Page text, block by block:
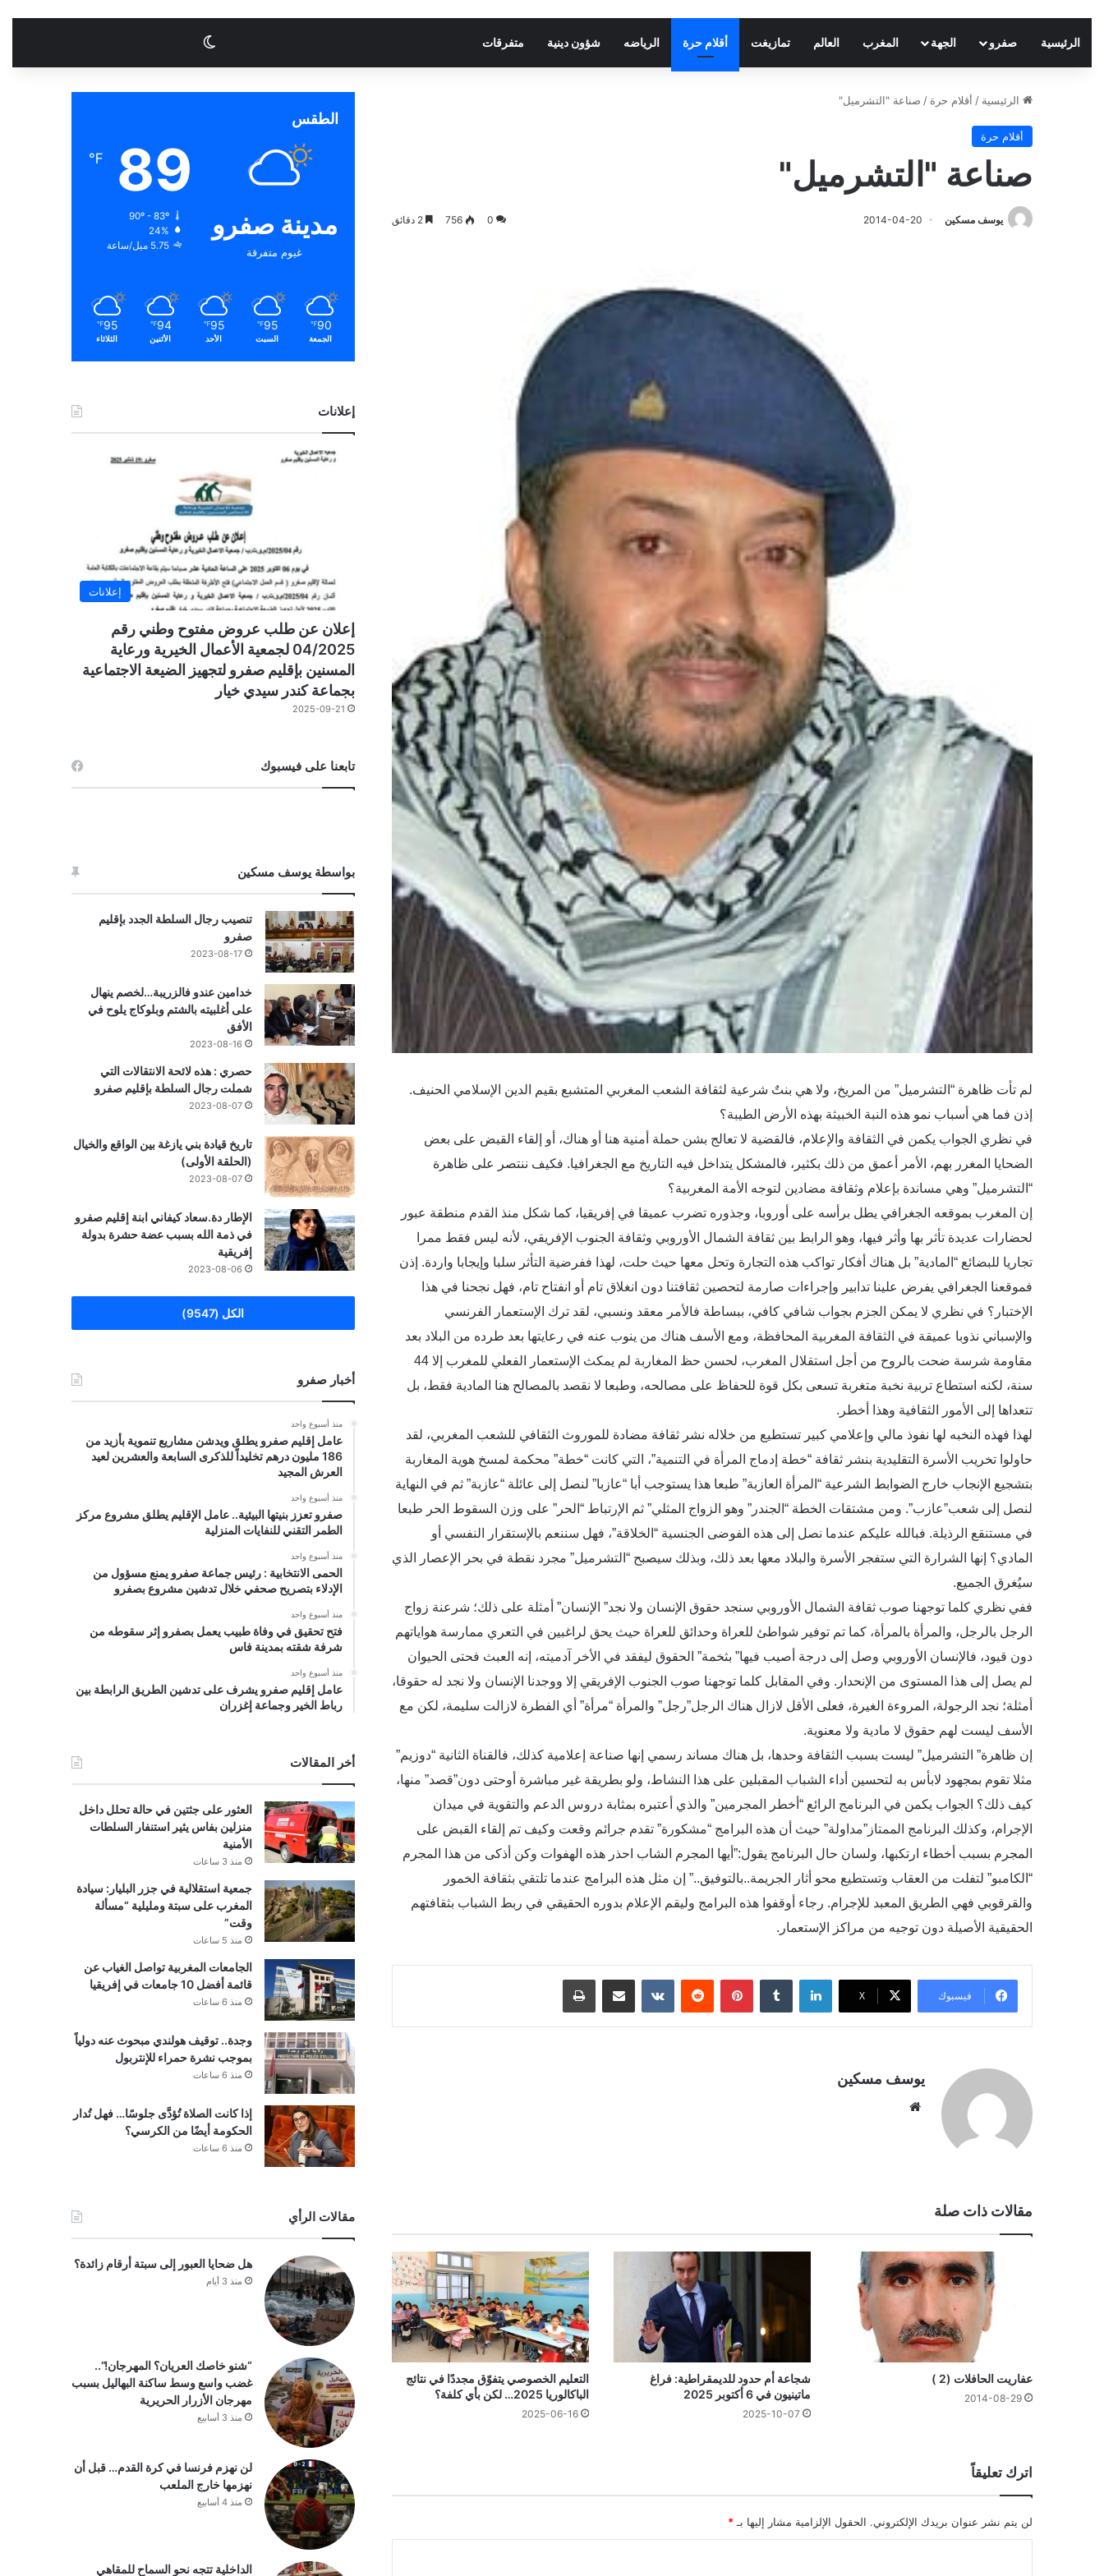
الرئيسية صفرو الجهة المغرب العالم تمازيغت أقلام حرة الرياضه شؤون دينية متفرقات الوضع المظلم
الرئيسية / أقلام حرة / صناعة "التشرميل"
أقلام حرة
صناعة "التشرميل"
يوسف مسكين 2014-04-20
0
756
لم تأت ظاهرة “التشرميل” من المريخ، ولا هي بنتٌ شرعية لثقافة الشعب المغربي المتشبع بقيم الدين الإسلامي الحنيف.
إذن فما هي أسباب نمو هذه النبة الخبيثة بهذه الأرض الطيبة؟
في نظري الجواب يكمن في الثقافة والإعلام، فالقضية لا تعالج بشن حملة أمنية هنا أو هناك، أو إلقاء القبض على بعض
الضحايا المغرر بهم، الأمر أعمق من ذلك بكثير، فالمشكل يتداخل فيه التاريخ مع الجغرافيا. فكيف ننتصر على ظاهرة
“التشرميل” وهي مساندة بإعلام وثقافة مضادين لتوجه الأمة المغربية؟
إن المغرب بموقعه الجغرافي يطل برأسه على أوروبا، وجذوره تضرب عميقا في إفريقيا، كما شكل منذ القدم منطقة عبور
لحضارات عديدة تأثر بها وأثر فيها، وهو الرابط بين ثقافة الشمال الأوروبي وثقافة الجنوب الإفريقي، لأنه ليس فقط ممرا
تجاريا للبضائع “المادية” بل هناك أفكار تواكب هذه التجارة وتحل معها حيث حلت، لهذا ففرضية التأثر سلبا وإيجابا واردة. إذن
فموقعنا الجغرافي يفرض علينا تدابير وإجراءات صارمة لتحصين ثقافتنا دون انغلاق تام أو انفتاح تام، فهل نجحنا في هذا
الإختبار؟ في نظري لا يمكن الجزم بجواب شافي كافي، ببساطة فالأمر معقد ونسبي، لقد ترك الإستعمار الفرنسي
والإسباني نذوبا عميقة في الثقافة المغربية المحافظة، ومع الأسف هناك من ينوب عنه في رعايتها بعد طرده من البلاد بعد
مقاومة شرسة ضحت بالروح من أجل استقلال المغرب، لحسن حظ المغاربة لم يمكث الإستعمار الفعلي للمغرب إلا 44
سنة، لكنه استطاع تربية نخبة متغربة تسعى بكل قوة للحفاظ على مصالحه، وطبعا لا نقصد بالمصالح هنا المادية فقط، بل
تتعداها إلى الأمور الثقافية وهذا أخطر.
لهذا فهذه النخبه لها نفوذ مالي وإعلامي كبير تستطيع من خلاله نشر ثقافة مضادة للموروث الثقافي للشعب المغربي، لقد
حاولوا تخريب الأسرة التقليدية بنشر ثقافة “خطة إدماج المرأة في التنمية”، التي كانت “خطة” محكمة لمسخ هوية المغاربة
بتشجيع الإنجاب خارج الضوابط الشرعية “المرأة العازبة” طبعا هذا يستوجب أبا “عازبا” لنصل إلى عائلة “عازبة” ثم في النهاية
لنصل إلى شعب”عازب”. ومن مشتقات الخطة “الجندر” وهو الزواج المثلي” ثم الإرتباط “الحر” على وزن السقوط الحر طبعا
في مستنقع الرذيلة. فبالله عليكم عندما نصل إلى هذه الفوضى الجنسية “الخلاقة”، فهل سننعم بالإستقرار النفسي أو
المادي؟ إنها الشرارة التي ستفجر الأسرة والبلاد معها بعد ذلك، وبذلك سيصبح “التشرميل” مجرد نقطة في بحر الإعصار الذي
سيُغرق الجميع.
ففي نظري كلما توجهنا صوب ثقافة الشمال الأوروبي سنجد حقوق الإنسان ولا نجد” الإنسان” أمثلة على ذلك؛ شرعنة زواج
الرجل بالرجل، والمرأة بالمرأة، كما تم توفير شواطئ للعراة وحدائق للعراة حيث يحق لراغبين في التعري ممارسة هواياتهم
دون قيود، فالإنسان الأوروبي وصل إلى درجة أصيب فيها” بثخمة” الحقوق ليفقد في الأخر آدميته، إنه العبث فحتى الحيوان
لم يصل إلى هذا المستوى من الإنحدار. وفي المقابل كلما توجهنا صوب الجنوب الإفريقي إلا ووجدنا الإنسان ولا نجد له حقوقا،
أمثلة؛ نجد الرجولة، المروءة الغيرة، فعلى الأقل لازال هناك الرجل”رجل” والمرأة “مرأة” أي الفطرة لازالت سليمة، لكن مع
الأسف ليست لهم حقوق لا مادية ولا معنوية.
إن ظاهرة” التشرميل” ليست بسبب الثقافة وحدها، بل هناك مساند رسمي إنها صناعة إعلامية كذلك، فالقناة الثانية “دوزيم”
مثلا تقوم بمجهود لابأس به لتحسين أداء الشباب المقبلين على هذا النشاط، ولو بطريقة غير مباشرة أوحتى دون”قصد” منها،
كيف ذلك؟ الجواب يكمن في البرنامج الرائع “أخطر المجرمين” والذي أعتبره بمثابة دروس الدعم والتقوية في ميدان
الإجرام، وكذلك البرنامج الممتاز”مداولة” حيث أن هذه البرامج “مشكورة” تقدم جرائم وقعت وكيف تم إلقاء القبض على
المجرم بسبب أخطاء ارتكبها، ولسان حال البرنامج يقول:”أيها المجرم الشاب احذر هذه الهفوات وكن أذكى من هذا المجرم
“الكامبو” لتفلت من العقاب وتستطيع محو أثار الجريمة..بالتوفيق..” إن مثل هذه البرامج عندما تلتقي بثقافة الخمور
والقرقوبي فهي الطريق المعبد للإجرام. رجاء أوقفوا هذه البرامج وليقم الإعلام بدوره الحقيقي في ربط الشباب بثقافتهم
الحقيقية الأصيلة دون توجيه من مراكز الإستعمار.
فيسبوك ‫X
لينكدإن بينتيريست مشاركة عبر البريد طباعة
يوسف مسكين
مقالات ذات صلة
عفاريت الحافلات (2 )
2014-08-29
شجاعة أم حدود للديمقراطية: فراغ
ماتينيون في 6 أكتوبر 2025
2025-10-07
التعليم الخصوصي يتفوّق مجددًا في نتائج
الباكالوريا 2025… لكن بأي كلفة؟
2025-06-16
اترك تعليقاً
لن يتم نشر عنوان بريدك الإلكتروني. الحقول الإلزامية مشار إليها بـ *
الطقس
مدينة صفرو
غيوم متفرقة
89
℉
90º - 83º
24%
5.75 ميل/ساعة
90
℉
الجمعة
95
℉
السبت
95
℉
الأحد
94
℉
الأثنين
95
℉
الثلاثاء
إعلانات
إعلانات
إعلان عن طلب عروض مفتوح وطني رقم
04/2025 لجمعية الأعمال الخيرية ورعاية
المسنين بإقليم صفرو لتجهيز الضيعة الاجتماعية
بجماعة كندر سيدي خيار
2025-09-21
تابعنا على فيسبوك
بواسطة يوسف مسكين
تنصيب رجال السلطة الجدد بإقليم
صفرو
2023-08-17
خدامين عندو فالزريبة…لخصم ينهال
على أغلبيته بالشتم وبلوكاج يلوح في
الأفق
2023-08-16
حصري : هذه لائحة الانتقالات التي
شملت رجال السلطة بإقليم صفرو
2023-08-07
تاريخ قيادة بني يازغة بين الواقع والخيال
(الحلقة الأولى)
2023-08-07
الإطار دة.سعاد كيفاني ابنة إقليم صفرو
في ذمة الله بسبب عضة حشرة بدولة
إفريقية
2023-08-06
الكل (9547)
أخبار صفرو
منذ أسبوع واحد
عامل إقليم صفرو يطلق ويدشن مشاريع تنموية بأزيد من
186 مليون درهم تخليداً للذكرى السابعة والعشرين لعيد
العرش المجيد
منذ أسبوع واحد
صفرو تعزز بنيتها البيئية.. عامل الإقليم يطلق مشروع مركز
الطمر التقني للنفايات المنزلية
منذ أسبوع واحد
الحمى الانتخابية : رئيس جماعة صفرو يمنع مسؤول من
الإدلاء بتصريح صحفي خلال تدشين مشروع بصفرو
منذ أسبوع واحد
فتح تحقيق في وفاة طبيب يعمل بصفرو إثر سقوطه من
شرفة شقته بمدينة فاس
منذ أسبوع واحد
عامل إقليم صفرو يشرف على تدشين الطريق الرابطة بين
رباط الخير وجماعة إغزران
أخر المقالات
العثور على جثتين في حالة تحلل داخل
منزلين بفاس يثير استنفار السلطات
الأمنية
منذ 3 ساعات
جمعية استقلالية في جزر البليار: سيادة
المغرب على سبتة ومليلية “مسألة
وقت”
منذ 5 ساعات
الجامعات المغربية تواصل الغياب عن
قائمة أفضل 10 جامعات في إفريقيا
منذ 6 ساعات
وجدة.. توقيف هولندي مبحوث عنه دولياً
بموجب نشرة حمراء للإنتربول
منذ 6 ساعات
إذا كانت الصلاة تُؤدَّى جلوسًا… فهل تُدار
الحكومة أيضًا من الكرسي؟
منذ 6 ساعات
مقالات الرأي
هل ضحايا العبور إلى سبتة أرقام زائدة؟
منذ 3 أيام
“شنو خاصك العريان؟ المهرجان!”..
غضب واسع وسط ساكنة البهاليل بسبب
مهرجان الأزرار الحريرية
منذ 3 أسابيع
لن نهزم فرنسا في كرة القدم… قبل أن
نهزمها خارج الملعب
منذ 4 أسابيع
الداخلية تتجه نحو السماح للمقاهي